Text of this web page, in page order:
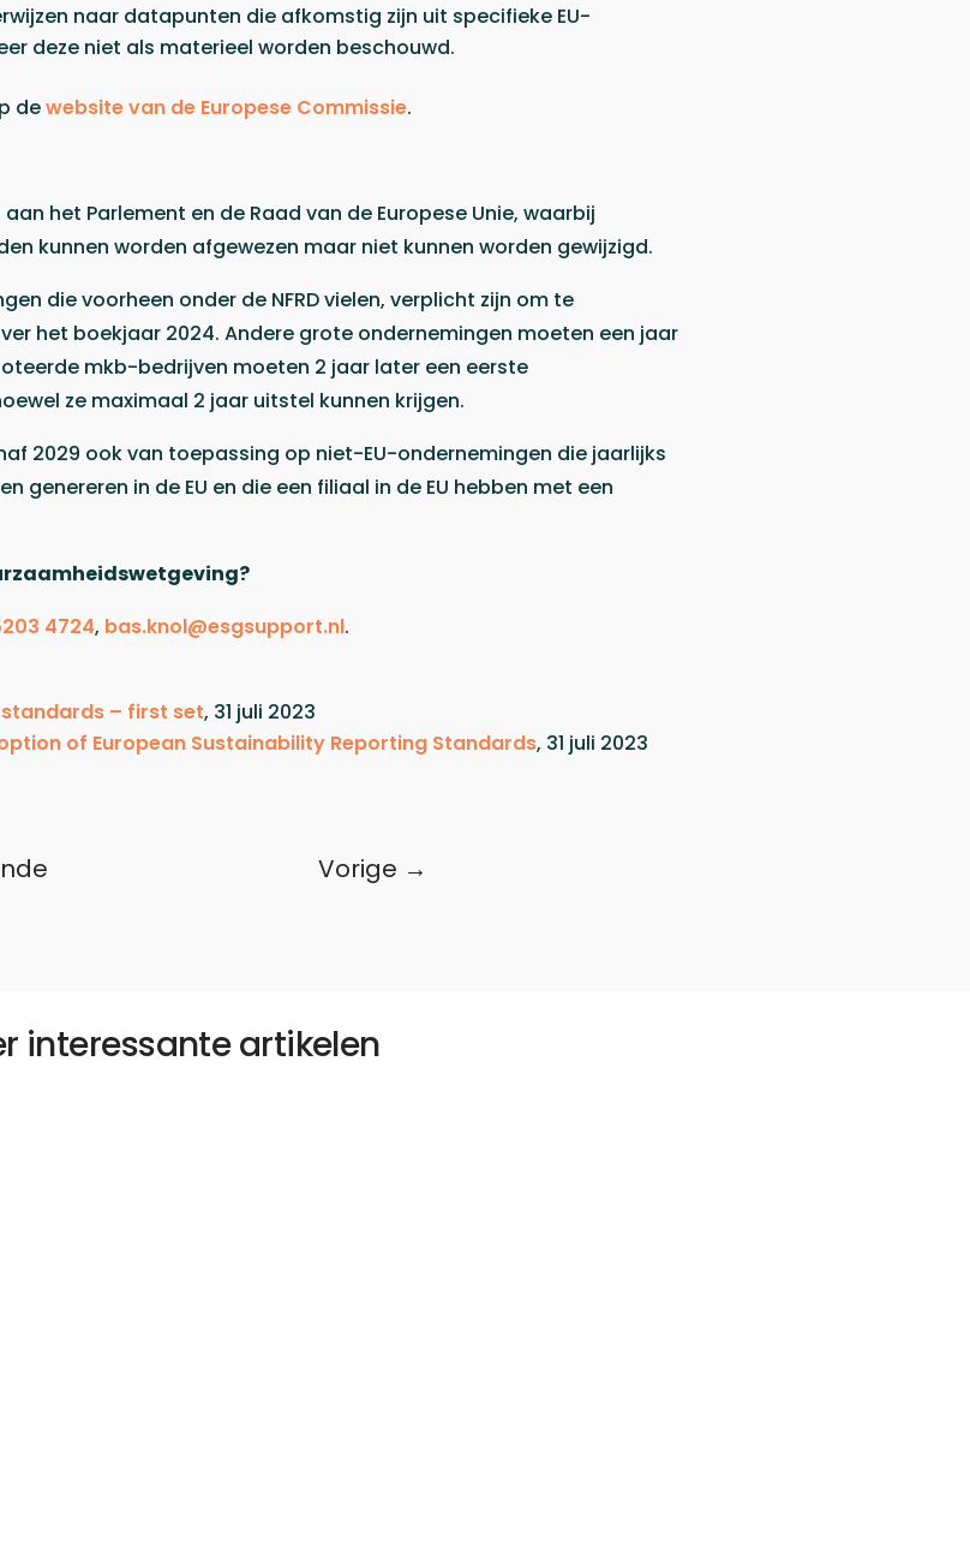
naar datapunten die afkomstig zijn uit specifieke EU-
deze niet als materieel worden beschouwd.
dewebsite van de Europese Commissie.
het Parlement en de Raad van de Europese Unie, waarbij
kunnen worden afgewezen maar niet kunnen worden gewijzigd.
die voorheen onder de NFRD vielen, verplicht zijn om te
het boekjaar 2024. Andere grote ondernemingen moeten een jaar
mkb-bedrijven moeten 2 jaar later een eerste
ze maximaal 2 jaar uitstel kunnen krijgen.
2029 ook van toepassing op niet-EU-ondernemingen die jaarlijks
genereren in de EU en die een filiaal in de EU hebben met een
4724, bas.knol@esgsupport.nl.
– first set, 31 juli 2023
of European Sustainability Reporting Standards, 31 juli 2023
Vorige →
interessante artikelen